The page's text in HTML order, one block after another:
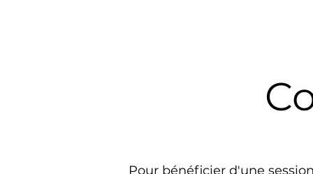
Pour bénéficier d'une